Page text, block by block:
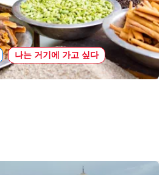
나는 거기에 가고 싶다